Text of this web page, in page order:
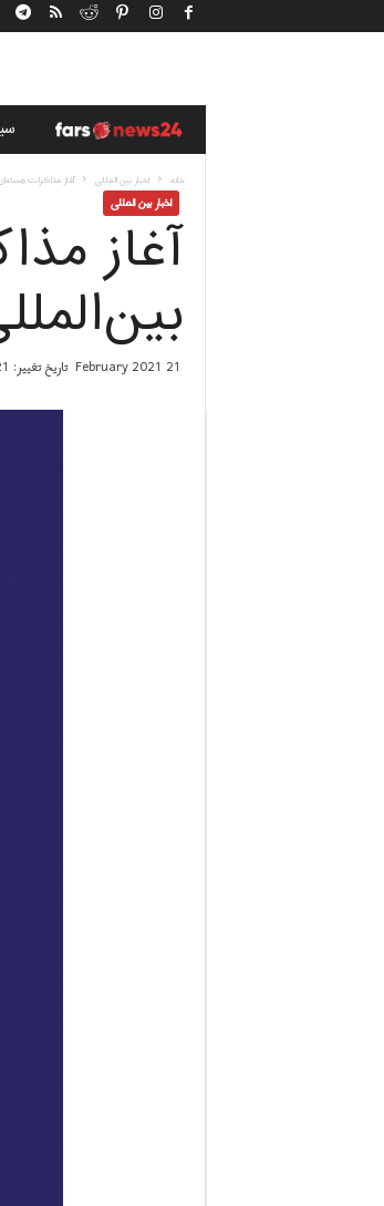
ب
ز
ا
خانه اخبار بین المللی آغاز مذاکرات هسته‌ای
اخبار بین المللی
آغاز
21 February 2021 تاریخ تغییر: 21 February 2021